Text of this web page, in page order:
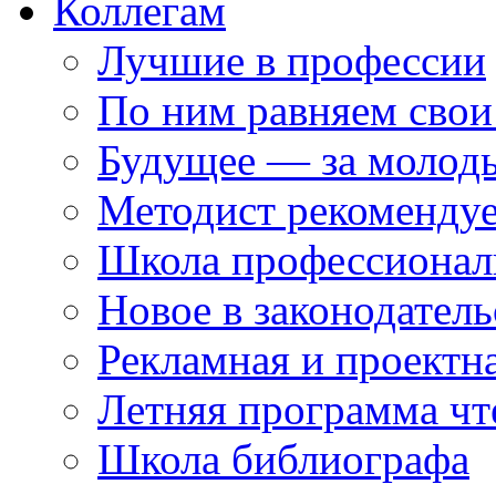
Коллегам
Лучшие в профессии
По ним равняем
Будущее — за
Методист
Школа
Новое в
Рекламная и
Летняя программа
Школа библиографа